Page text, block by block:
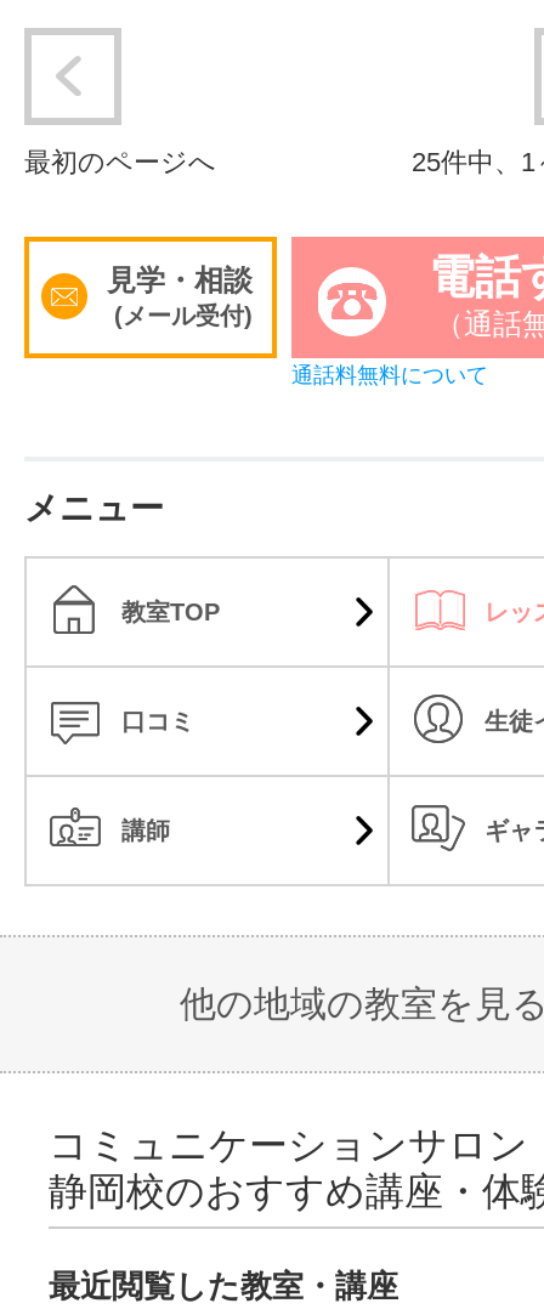
25件中、
最初のページへ
見学・相談
(メール受付)
電話
（通話
通話料無料について
メニュー
教室TOP レッ
口コミ 生徒
講師 ギャ
他の地域の教室を見
コミュニケーションサロ
静岡校のおすすめ講座・体
最近閲覧した教室・講座